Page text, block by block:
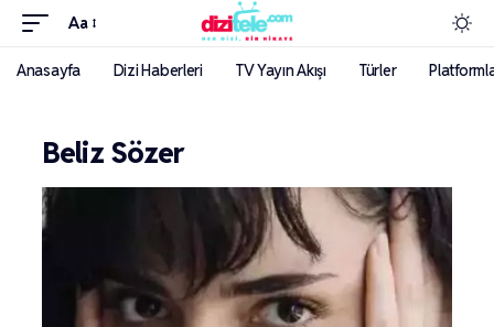
Aa
Anasayfa Dizi Haberleri TV Yayın Akışı Türler
Beliz Sözer